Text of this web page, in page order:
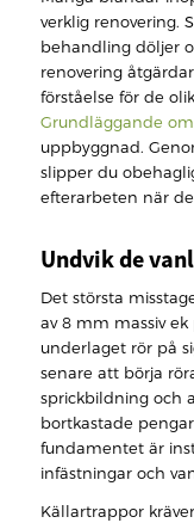
verklig renovering.
behandling döljer
renovering
förståelse för de
Grundläggande
uppbyggnad.
slipper du
efterarbeten när
Undvik de
Det största
av 8 mm massiv
underlaget rör på
senare att börja
sprickbildning och
bortkastade
fundamentet är
infästningar och
Källartrappor